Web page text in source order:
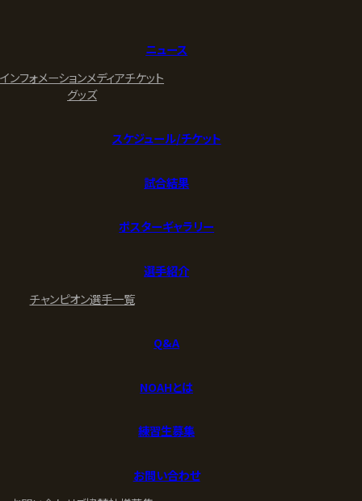
ニュース
インフォメーションメディアチケット
グッズ
スケジュール/チケット
試合結果
ポスターギャラリー
選手紹介
チャンピオン選手一覧
Q&A
NOAHとは
練習生募集
お問い合わせ